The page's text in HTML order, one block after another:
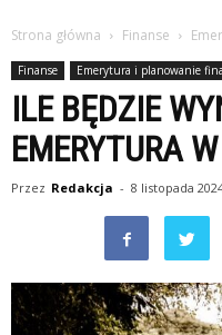
Strona główna Finanse
Finanse Emerytura i planowanie
ILE BĘDZIE
EMERYTURA
Przez Redakcja - 8 listopada